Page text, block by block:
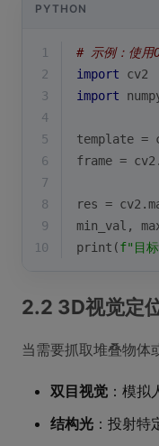
PYTHON
1
# 示例：使用
2
import cv2
3
import
4
5
template =
6
frame =
7
8
res =
9
min_val,
10
print (f"目标
2.2 3D视觉定
当需要抓取堆叠物体
双目视觉 ：模
结构光 ：投射